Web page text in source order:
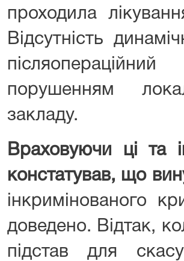
проходила
Відсутність
порушенням
закладу.
Враховуючи ці та
констатував, що
інкримінованого
доведено. Відтак,
підстав для